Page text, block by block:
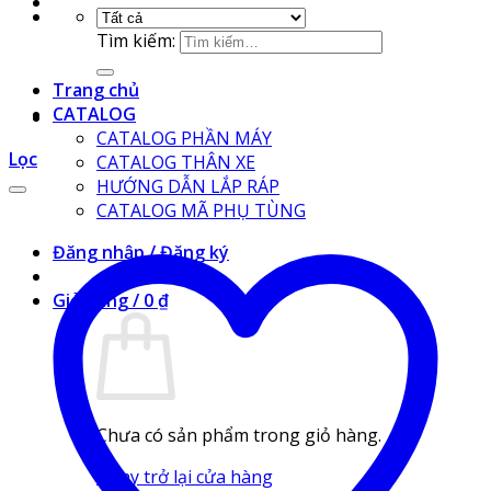
Tìm kiếm:
Trang chủ
CATALOG
CATALOG PHẦN MÁY
CATALOG THÂN XE
HƯỚNG DẪN LẮP RÁP
CATALOG MÃ PHỤ TÙNG
Đăng nhập / Đăng ký
Giỏ hàng / 0₫
Chưa có sản phẩm trong giỏ hàng.
Quay trở lại cửa hàng
Lọc